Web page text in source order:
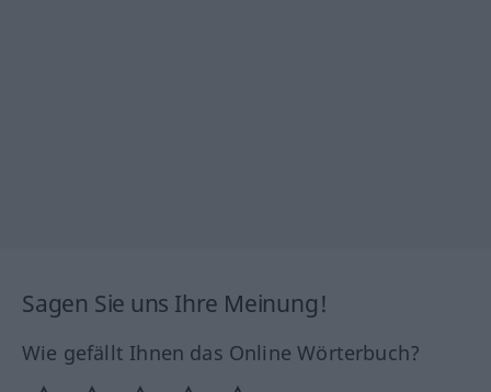
Sagen Sie uns Ihre Meinung!
Wie gefällt Ihnen das Online Wörterbuch?